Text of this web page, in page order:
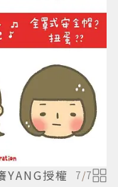
授權 7/7